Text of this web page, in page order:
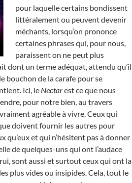
pour laquelle certains bondissent
littéralement ou peuvent devenir
méchants, lorsqu’on prononce
certaines phrases qui, pour nous,
paraissent on ne peut plus
dont un terme adéquat, attendu qu’il
bouchon de la carafe pour se
Ici, le Nectarest ce que nous
pour notre bien, au travers
agréable à vivre. Ceux qui
doivent fournir les autres pour
qu’eux et qui n’hésitent pas à donner
de quelques-uns qui ont l’audace
sont aussi et surtout ceux qui ont la
plus vides ou insipides. Cela, tout le